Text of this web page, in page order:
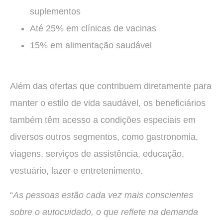
suplementos
Até 25% em clínicas de vacinas
15% em alimentação saudável
Além das ofertas que contribuem diretamente para
manter o estilo de vida saudável, os beneficiários
também têm acesso a condições especiais em
diversos outros segmentos, como gastronomia,
viagens, serviços de assistência, educação,
vestuário, lazer e entretenimento.
“As pessoas estão cada vez mais conscientes
sobre o autocuidado, o que reflete na demanda